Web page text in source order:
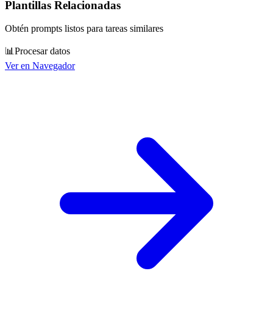
Plantillas Relacionadas
Obtén prompts listos para tareas similares
📊 Procesar datos
Ver en Navegador